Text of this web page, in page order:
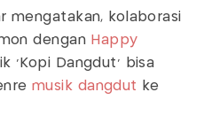
mengatakan, kolaborasi
dengan Happy
'Kopi Dangdut' bisa
musik dangdut
ke